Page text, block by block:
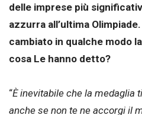
delle imprese più
azzurra all’ultima
cambiato in qualche modo
cosa Le hanno detto?
“È inevitabile che la medaglia
anche se non te ne accorgi il